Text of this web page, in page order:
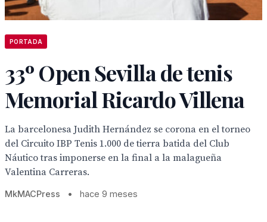
PORTADA
33º Open Sevilla de tenis
Memorial Ricardo Villena
La barcelonesa Judith Hernández se corona en el torneo
del Circuito IBP Tenis 1.000 de tierra batida del Club
Náutico tras imponerse en la final a la malagueña
Valentina Carreras.
MkMACPress • hace 9 meses